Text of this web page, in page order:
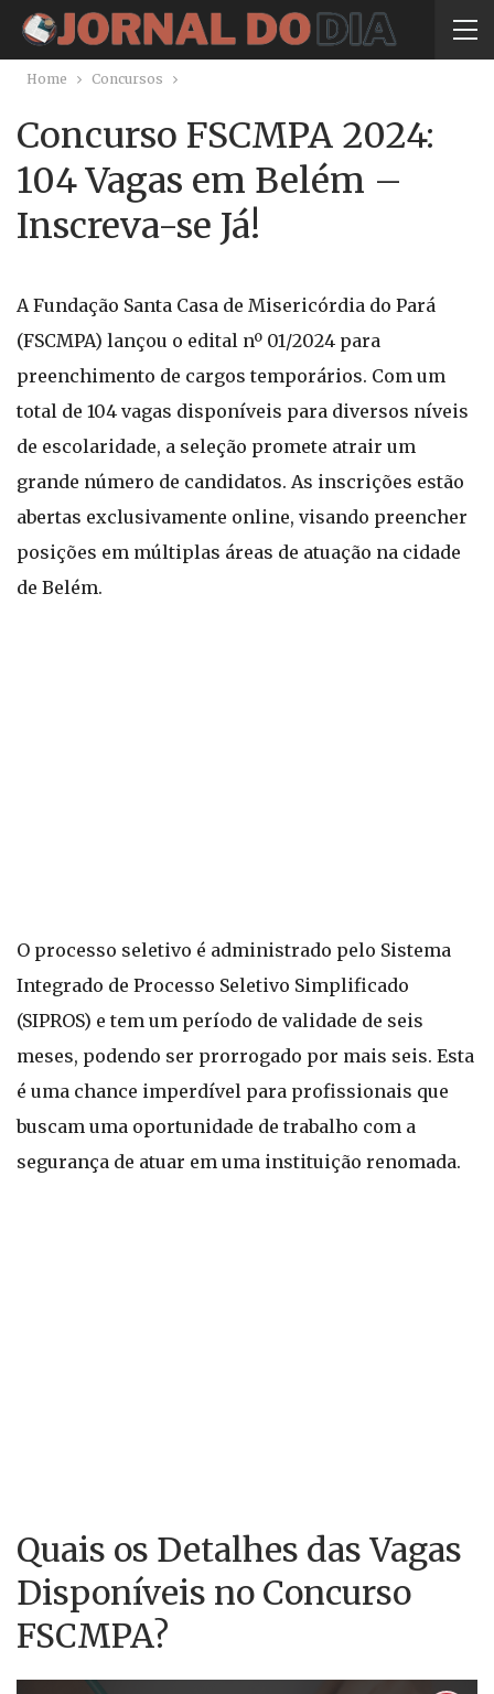
Home Concursos
Concurso FSCMPA 2024:
104 Vagas em Belém –
Inscreva-se Já!
A Fundação Santa Casa de Misericórdia do Pará
(FSCMPA) lançou o edital nº 01/2024 para
preenchimento de cargos temporários. Com um
total de 104 vagas disponíveis para diversos níveis
de escolaridade, a seleção promete atrair um
grande número de candidatos. As inscrições estão
abertas exclusivamente online, visando preencher
posições em múltiplas áreas de atuação na cidade
de Belém.
O processo seletivo é administrado pelo Sistema
Integrado de Processo Seletivo Simplificado
(SIPROS) e tem um período de validade de seis
meses, podendo ser prorrogado por mais seis. Esta
é uma chance imperdível para profissionais que
buscam uma oportunidade de trabalho com a
segurança de atuar em uma instituição renomada.
Quais os Detalhes das Vagas
Disponíveis no Concurso
FSCMPA?